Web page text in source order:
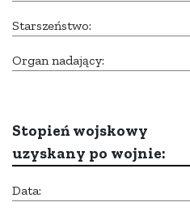
Starszeństwo:
Organ nadający:
Stopień wojskowy
uzyskany po wojnie:
Data: